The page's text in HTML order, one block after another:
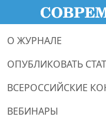
О ЖУРНАЛЕ
ОПУБЛИКОВАТЬ
ВСЕРОССИЙСКИЕ
ВЕБИНАРЫ